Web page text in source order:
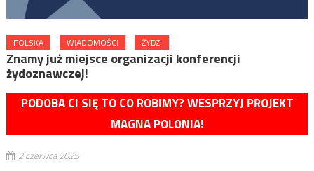
POLSKA WIADOMOŚCI ŻYDZI
Znamy już miejsce organizacji konferencji
żydoznawczej!
PODOBA CI SIĘ TO CO ROBIMY? WESPRZYJ PROJEKT
MAGNA POLONIA!
2 czerwca 2025